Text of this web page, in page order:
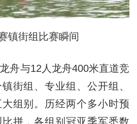
镇街组比赛瞬间
与12人龙舟400米直道竞
街组、专业组、公开组、
组别。历经两个多小时预
拼，各组别冠亚季军悉数